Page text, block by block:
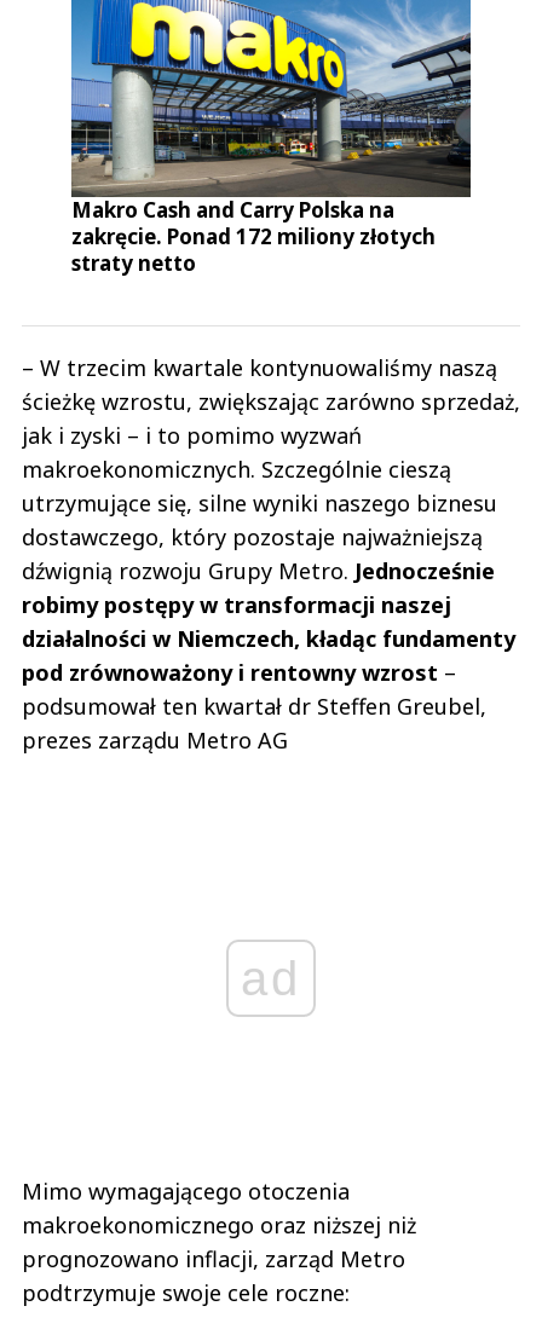
Makro Cash and Carry Polska na
zakręcie. Ponad 172 miliony złotych
straty netto
– W trzecim kwartale kontynuowaliśmy naszą
ścieżkę wzrostu, zwiększając zarówno sprzedaż,
jak i zyski – i to pomimo wyzwań
makroekonomicznych. Szczególnie cieszą
utrzymujące się, silne wyniki naszego biznesu
dostawczego, który pozostaje najważniejszą
dźwignią rozwoju Grupy Metro. Jednocześnie
robimy postępy w transformacji naszej
działalności w Niemczech, kładąc fundamenty
pod zrównoważony i rentowny wzrost –
podsumował ten kwartał dr Steffen Greubel,
prezes zarządu Metro AG
ad
Mimo wymagającego otoczenia
makroekonomicznego oraz niższej niż
prognozowano inflacji, zarząd Metro
podtrzymuje swoje cele roczne: